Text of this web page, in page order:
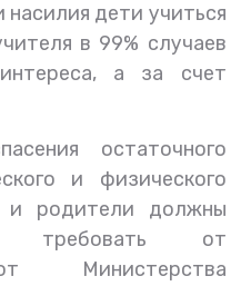
дети учиться
в 99% случаев
а за счет
остаточного
и физического
и родители должны
требовать от
Министерства